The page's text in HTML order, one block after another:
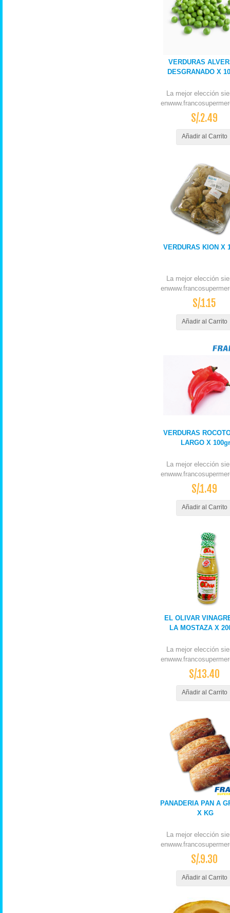
VERDURAS
DESGRANADO X
La mejor elección
S/.2.49
Añadir al Carrito
VERDURAS KION X
La mejor elección
S/.1.15
Añadir al Carrito
VERDURAS
LARGO X 100gr
La mejor elección
S/.1.49
Añadir al Carrito
EL OLIVAR
LA MOSTAZA X
La mejor elección
S/.13.40
Añadir al Carrito
PANADERIA PAN A
X KG
La mejor elección
S/.9.30
Añadir al Carrito